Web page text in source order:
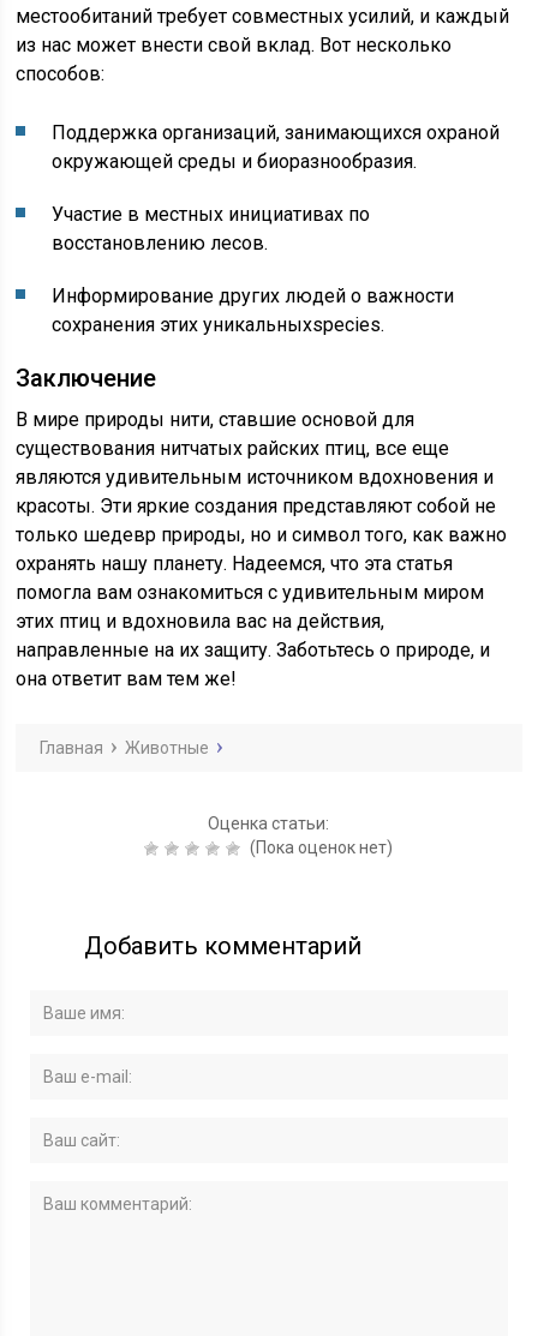
местообитаний требует совместных усилий, и каждый
из нас может внести свой вклад. Вот несколько
способов:
Поддержка организаций, занимающихся охраной
окружающей среды и биоразнообразия.
Участие в местных инициативах по
восстановлению лесов.
Информирование других людей о важности
сохранения этих уникальныхspecies.
Заключение
В мире природы нити, ставшие основой для
существования нитчатых райских птиц, все еще
являются удивительным источником вдохновения и
красоты. Эти яркие создания представляют собой не
только шедевр природы, но и символ того, как важно
охранять нашу планету. Надеемся, что эта статья
помогла вам ознакомиться с удивительным миром
этих птиц и вдохновила вас на действия,
направленные на их защиту. Заботьтесь о природе, и
она ответит вам тем же!
Главная Животные
Оценка статьи:
(Пока оценок нет)
Добавить комментарий